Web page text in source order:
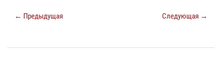
← Предыдущая Следующая →